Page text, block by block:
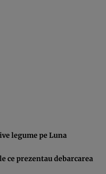
legume pe Luna
prezentau debarcarea